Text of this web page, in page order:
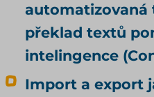
automatizovaná
překlad textů
intelingence
Import a export